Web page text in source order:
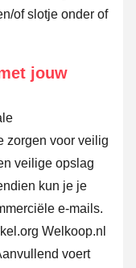
of slotje onder of
jouw
zorgen voor veilig
veilige opslag
kun je je
e-mails.
Welkoop.nl
voert